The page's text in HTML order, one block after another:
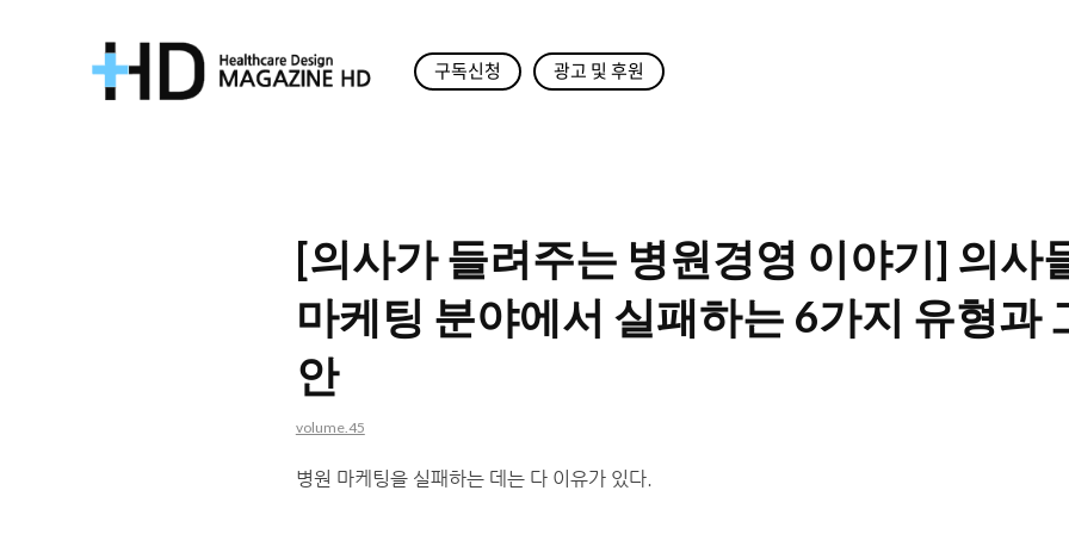
구독신청 광고 및 후원
[의사가 들려주는 병원경영 이야기] 의사
마케팅 분야에서 실패하는 6가지 유형과
안
volume.45
병원 마케팅을 실패하는 데는 다 이유가 있다.